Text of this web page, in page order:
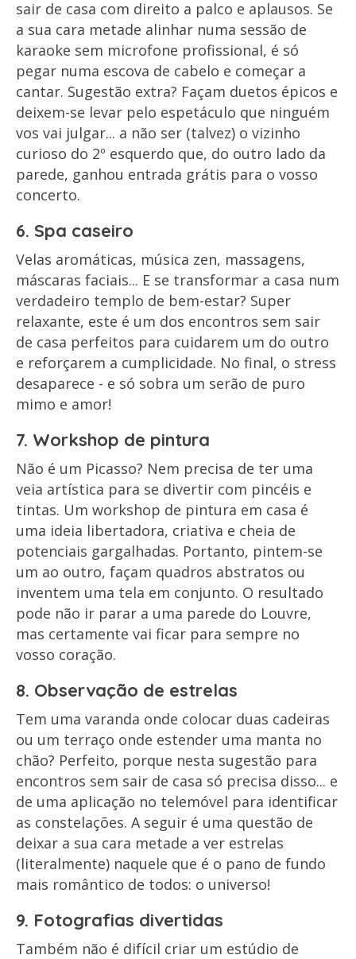
sair de casa com direito a palco e aplausos. Se
a sua cara metade alinhar numa sessão de
karaoke sem microfone profissional, é só
pegar numa escova de cabelo e começar a
cantar. Sugestão extra? Façam duetos épicos e
deixem-se levar pelo espetáculo que ninguém
vos vai julgar... a não ser (talvez) o vizinho
curioso do 2º esquerdo que, do outro lado da
parede, ganhou entrada grátis para o vosso
concerto.
6. Spa caseiro
Velas aromáticas, música zen, massagens,
máscaras faciais... E se transformar a casa num
verdadeiro templo de bem-estar? Super
relaxante, este é um dos encontros sem sair
de casa perfeitos para cuidarem um do outro
e reforçarem a cumplicidade. No final, o stress
desaparece - e só sobra um serão de puro
mimo e amor!
7. Workshop de pintura
Não é um Picasso? Nem precisa de ter uma
veia artística para se divertir com pincéis e
tintas. Um workshop de pintura em casa é
uma ideia libertadora, criativa e cheia de
potenciais gargalhadas. Portanto, pintem-se
um ao outro, façam quadros abstratos ou
inventem uma tela em conjunto. O resultado
pode não ir parar a uma parede do Louvre,
mas certamente vai ficar para sempre no
vosso coração.
8. Observação de estrelas
Tem uma varanda onde colocar duas cadeiras
ou um terraço onde estender uma manta no
chão? Perfeito, porque nesta sugestão para
encontros sem sair de casa só precisa disso... e
de uma aplicação no telemóvel para identificar
as constelações. A seguir é uma questão de
deixar a sua cara metade a ver estrelas
(literalmente) naquele que é o pano de fundo
mais romântico de todos: o universo!
9. Fotografias divertidas
Também não é difícil criar um estúdio de